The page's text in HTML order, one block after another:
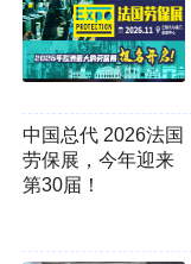
中国总代 2026法国
劳保展，今年迎来
第30届！